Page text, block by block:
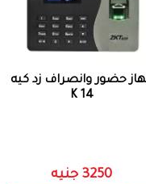
حضور وانصراف زد كيه
K 14
3250 جنيه